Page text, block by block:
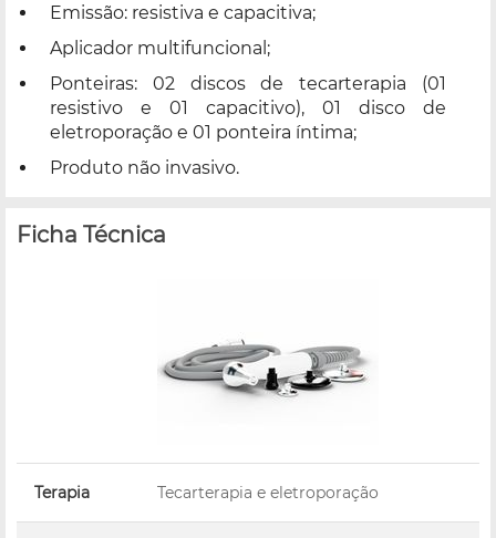
Emissão: resistiva e capacitiva;
Aplicador multifuncional;
Ponteiras: 02 discos de tecarterapia (01
resistivo e 01 capacitivo), 01 disco de
eletroporação e 01 ponteira íntima;
Produto não invasivo.
Ficha Técnica
Terapia Tecarterapia e eletroporação